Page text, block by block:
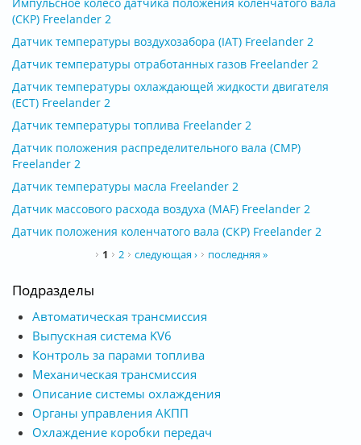
(CKP) Freelander 2
Датчик температуры воздухозабора (IAT) Freelander 2
Датчик температуры отработанных газов Freelander 2
Датчик температуры охлаждающей жидкости двигателя
(ECT) Freelander 2
Датчик температуры топлива Freelander 2
Датчик положения распределительного вала (СМР)
Freelander 2
Датчик температуры масла Freelander 2
Датчик массового расхода воздуха (MAF) Freelander 2
Датчик положения коленчатого вала (СКР) Freelander 2
1 2 следующая › последняя »
Подразделы
Автоматическая трансмиссия
Выпускная система KV6
Контроль за парами топлива
Механическая трансмиссия
Описание системы охлаждения
Органы управления АКПП
Охлаждение коробки передач